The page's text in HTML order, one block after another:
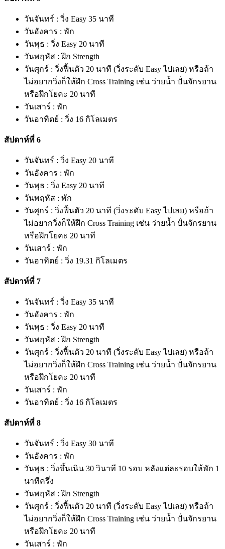
วันจันทร์ : วิ่ง Easy 35 นาที
วันอังคาร : พัก
วันพุธ : วิ่ง Easy 20 นาที
วันพฤหัส : ฝึก Strength
วันศุกร์ : วิ่งฟื้นตัว 20 นาที (วิ่งระดับ Easy ไปเลย) หรือถ้า
ไม่อยากวิ่งก็ให้ฝึก Cross Training เช่น ว่ายน้ำ ปั่นจักรยาน
หรือฝึกโยคะ 20 นาที
วันเสาร์ : พัก
วันอาทิตย์ : วิ่ง 16 กิโลเมตร
สัปดาห์ที่ 6
วันจันทร์ : วิ่ง Easy 20 นาที
วันอังคาร : พัก
วันพุธ : วิ่ง Easy 20 นาที
วันพฤหัส : พัก
วันศุกร์ : วิ่งฟื้นตัว 20 นาที (วิ่งระดับ Easy ไปเลย) หรือถ้า
ไม่อยากวิ่งก็ให้ฝึก Cross Training เช่น ว่ายน้ำ ปั่นจักรยาน
หรือฝึกโยคะ 20 นาที
วันเสาร์ : พัก
วันอาทิตย์ : วิ่ง 19.31 กิโลเมตร
สัปดาห์ที่ 7
วันจันทร์ : วิ่ง Easy 35 นาที
วันอังคาร : พัก
วันพุธ : วิ่ง Easy 20 นาที
วันพฤหัส : ฝึก Strength
วันศุกร์ : วิ่งฟื้นตัว 20 นาที (วิ่งระดับ Easy ไปเลย) หรือถ้า
ไม่อยากวิ่งก็ให้ฝึก Cross Training เช่น ว่ายน้ำ ปั่นจักรยาน
หรือฝึกโยคะ 20 นาที
วันเสาร์ : พัก
วันอาทิตย์ : วิ่ง 16 กิโลเมตร
สัปดาห์ที่ 8
วันจันทร์ : วิ่ง Easy 30 นาที
วันอังคาร : พัก
วันพุธ : วิ่งขึ้นเนิน 30 วินาที 10 รอบ หลังแต่ละรอบให้พัก 1
นาทีครึ่ง
วันพฤหัส : ฝึก Strength
วันศุกร์ : วิ่งฟื้นตัว 20 นาที (วิ่งระดับ Easy ไปเลย) หรือถ้า
ไม่อยากวิ่งก็ให้ฝึก Cross Training เช่น ว่ายน้ำ ปั่นจักรยาน
หรือฝึกโยคะ 20 นาที
วันเสาร์ : พัก